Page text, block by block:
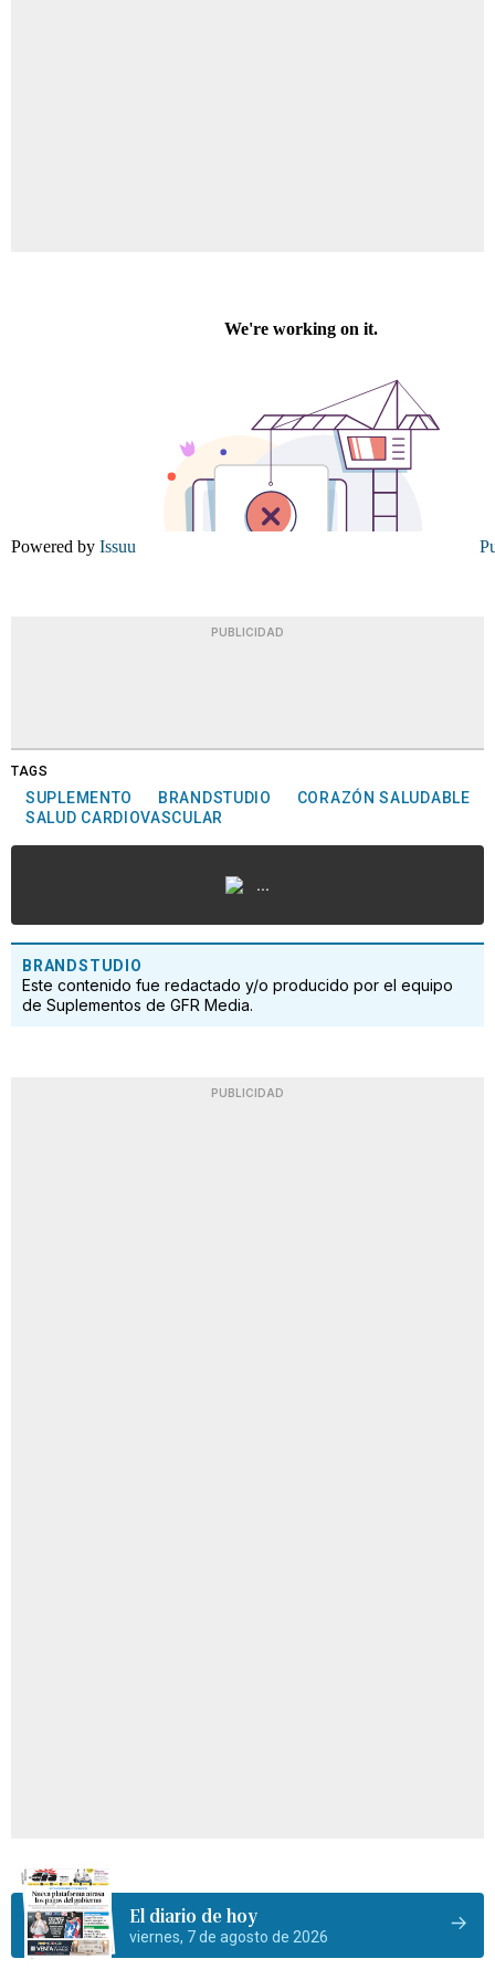
Powered by Issuu
PUBLICIDAD
TAGS
SUPLEMENTO BRANDSTUDIO
CORAZÓN SALUDABLE
SALUD CARDIOVASCULAR
...
BRANDSTUDIO
Este contenido fue redactado y/o producido por el equipo
de Suplementos de GFR Media.
PUBLICIDAD
El diario de hoy
viernes, 7 de agosto de 2026